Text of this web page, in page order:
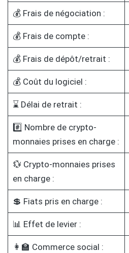
💰 Frais de négociation :
💰 Frais de compte :
💰 Frais de dépôt/retrait :
💰 Coût du logiciel :
⌛ Délai de retrait :
#️⃣ Nombre de crypto-
monnaies prises en charge :
💱 Crypto-monnaies prises
en charge :
💲 Fiats pris en charge :
📊 Effet de levier :
👩‍🏫 Commerce social :